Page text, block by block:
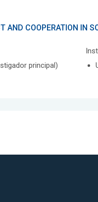
AND COOPERATION IN
principal)